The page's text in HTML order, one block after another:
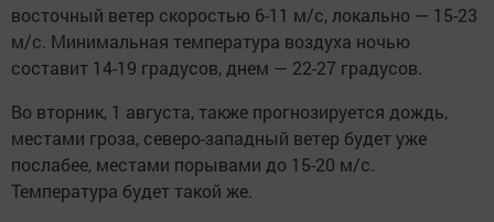
восточный ветер скоростью 6-11 м/с, локально — 15-23
м/с. Минимальная температура воздуха ночью
составит 14-19 градусов, днем — 22-27 градусов.
Во вторник, 1 августа, также прогнозируется дождь,
местами гроза, северо-западный ветер будет уже
послабее, местами порывами до 15-20 м/с.
Температура будет такой же.